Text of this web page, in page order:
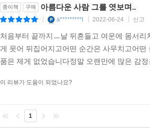
종이책 구매 아름다운 사람 그를 엿보며..
a*********l 2022-06-24 신고
처음부터 끝까지ㅡ날 뒤흔들고 여운에 몸서
게 웃어 뒤집어지고어떤 순간은 사무치고어
품은 제게 없었습니다정말 오랜만에 많은 감
이 리뷰가 도움이 되었나요?
1